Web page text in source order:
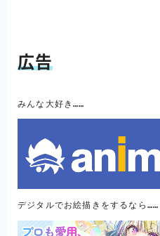
広告
みんな大好き……
デジタルでお絵描きをするなら……